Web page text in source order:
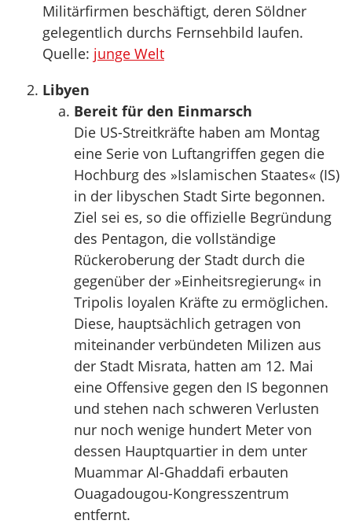
Militärfirmen beschäftigt, deren Söldner
gelegentlich durchs Fernsehbild laufen.
Quelle: junge Welt
Libyen
Bereit für den Einmarsch
Die US-Streitkräfte haben am Montag
eine Serie von Luftangriffen gegen die
Hochburg des »Islamischen Staates« (IS)
in der libyschen Stadt Sirte begonnen.
Ziel sei es, so die offizielle Begründung
des Pentagon, die vollständige
Rückeroberung der Stadt durch die
gegenüber der »Einheitsregierung« in
Tripolis loyalen Kräfte zu ermöglichen.
Diese, hauptsächlich getragen von
miteinander verbündeten Milizen aus
der Stadt Misrata, hatten am 12. Mai
eine Offensive gegen den IS begonnen
und stehen nach schweren Verlusten
nur noch wenige hundert Meter von
dessen Hauptquartier in dem unter
Muammar Al-Ghaddafi erbauten
Ouagadougou-Kongresszentrum
entfernt.